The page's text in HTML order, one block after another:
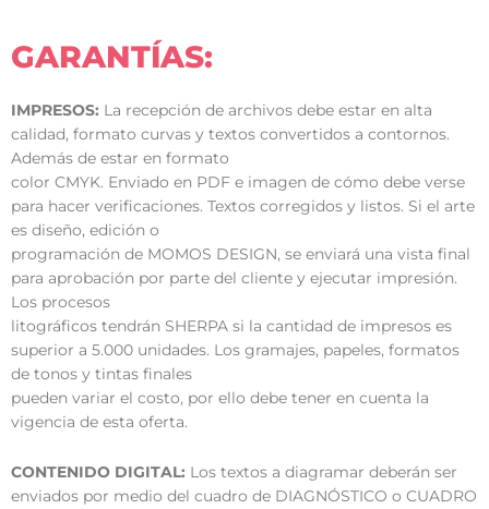
GARANTÍAS:
IMPRESOS: La recepción de archivos debe estar en alta
calidad, formato curvas y textos convertidos a contornos.
Además de estar en formato
color CMYK. Enviado en PDF e imagen de cómo debe verse
para hacer verificaciones. Textos corregidos y listos. Si el arte
es diseño, edición o
programación de MOMOS DESIGN, se enviará una vista final
para aprobación por parte del cliente y ejecutar impresión.
Los procesos
litográficos tendrán SHERPA si la cantidad de impresos es
superior a 5.000 unidades. Los gramajes, papeles, formatos
de tonos y tintas finales
pueden variar el costo, por ello debe tener en cuenta la
vigencia de esta oferta.
CONTENIDO DIGITAL: Los textos a diagramar deberán ser
enviados por medio del cuadro de DIAGNÓSTICO o CUADRO